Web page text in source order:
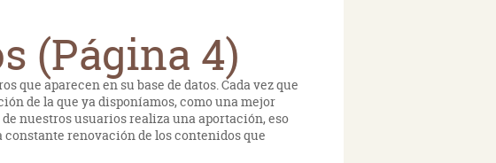
(Página 4)
aparecen en su base de datos. Cada vez que
de la que ya disponíamos, como una mejor
nuestros usuarios realiza una aportación, eso
renovación de los contenidos que